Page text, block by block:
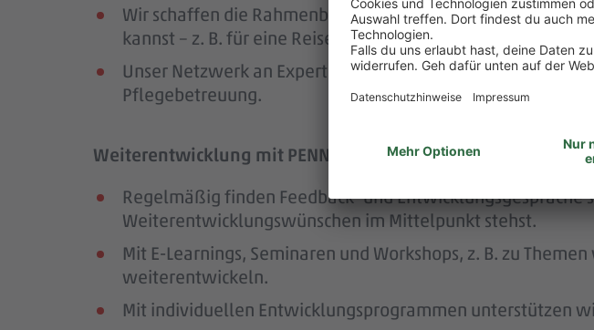
Wir schaffen die Rahmenbedingungen dafür, dass du dir
kannst – z. B. für eine Reise oder einen Hausbau.
Unser Netzwerk an Expert:innen unterstützt dich durch
Pflegebetreuung.
Weiterentwicklung mit PENNY – wir fördern dich.
Regelmäßig finden Feedback- und
Weiterentwicklungswünschen im Mittelpunkt stehst.
Mit E-Learnings, Seminaren und Workshops, z. B. zu
weiterentwickeln.
Mit individuellen Entwicklungsprogrammen unterstützen